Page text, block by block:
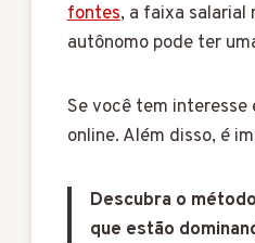
fontes, a faixa salarial
autônomo pode ter
Se você tem
online. Além disso, é
Descubra o
que estão